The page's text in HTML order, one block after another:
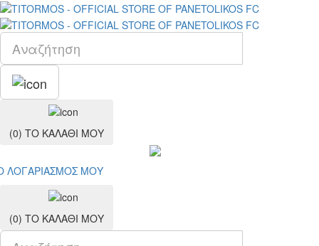
(0) ΤΟ ΚΑΛΑΘΙ ΜΟΥ
ΛΟΓΑΡΙΑΣΜΟΣ ΜΟY
(0) ΤΟ ΚΑΛΑΘΙ ΜΟΥ